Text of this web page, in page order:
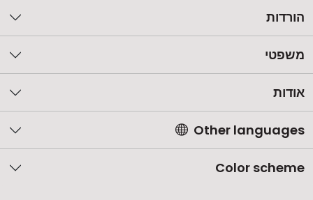
הורדות
משפטי
אודות
Other languages
Color scheme